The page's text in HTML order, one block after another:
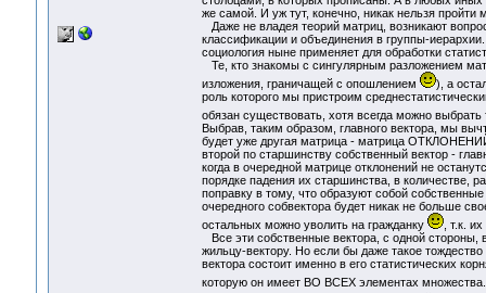
же самой. И уж тут, конечно, никак нельзя пройти
Даже не владея теорий матриц, возникают
классификации и объединения в группы-
социология ныне применяет для обработки
Те, кто знакомы с сингулярным разложением
изложения, граничащей с опошлением
), а
роль которого мы пристроим
обязан существовать, хотя всегда можно
Выбрав, таким образом, главного вектора, мы
будет уже другая матрица - матрица
второй по старшинству собственный вектор -
когда в очередной матрице отклонений не
порядке падения их старшинства, в количестве,
поправку в тому, что образуют собой
очередного собвектора будет никак не больше
остальных можно уволить на гражданку
, т.к.
Все эти собственные вектора, с одной
жильцу-вектору. Но если бы даже такое
вектора состоит именно в его статистических
которую он имеет ВО ВСЕХ элементах